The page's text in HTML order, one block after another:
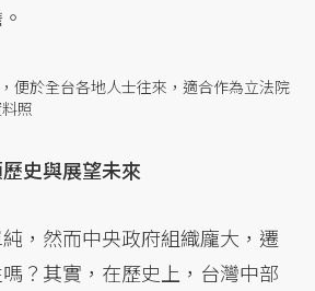
便於全台各地人士往來，適合作為立法院
照
史與展望未來
，然而中央政府組織龐大，遷
？其實，在歷史上，台灣中部